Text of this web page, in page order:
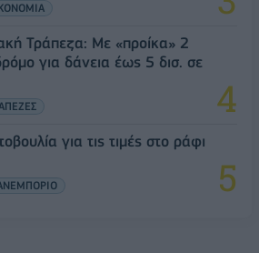
Τράπεζα: Με «προίκα» 2
για δάνεια έως 5 δισ. σε
για τις τιμές στο ράφι